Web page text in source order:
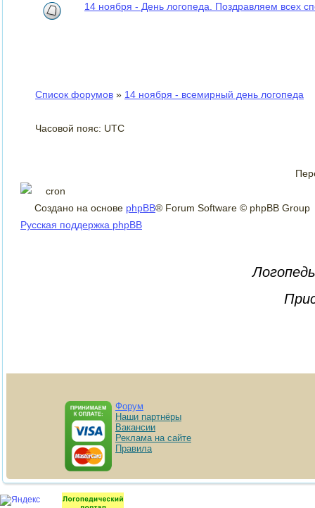
14 ноября - День логопеда. Поздравляем всех
Список форумов » 14 ноября - всемирный день логопеда
Часовой пояс: UTC
Создано на основе phpBB® Forum Software © phpBB Group
Русская поддержка phpBB
Форум
Наши партнёры
Вакансии
Реклама на сайте
Правила